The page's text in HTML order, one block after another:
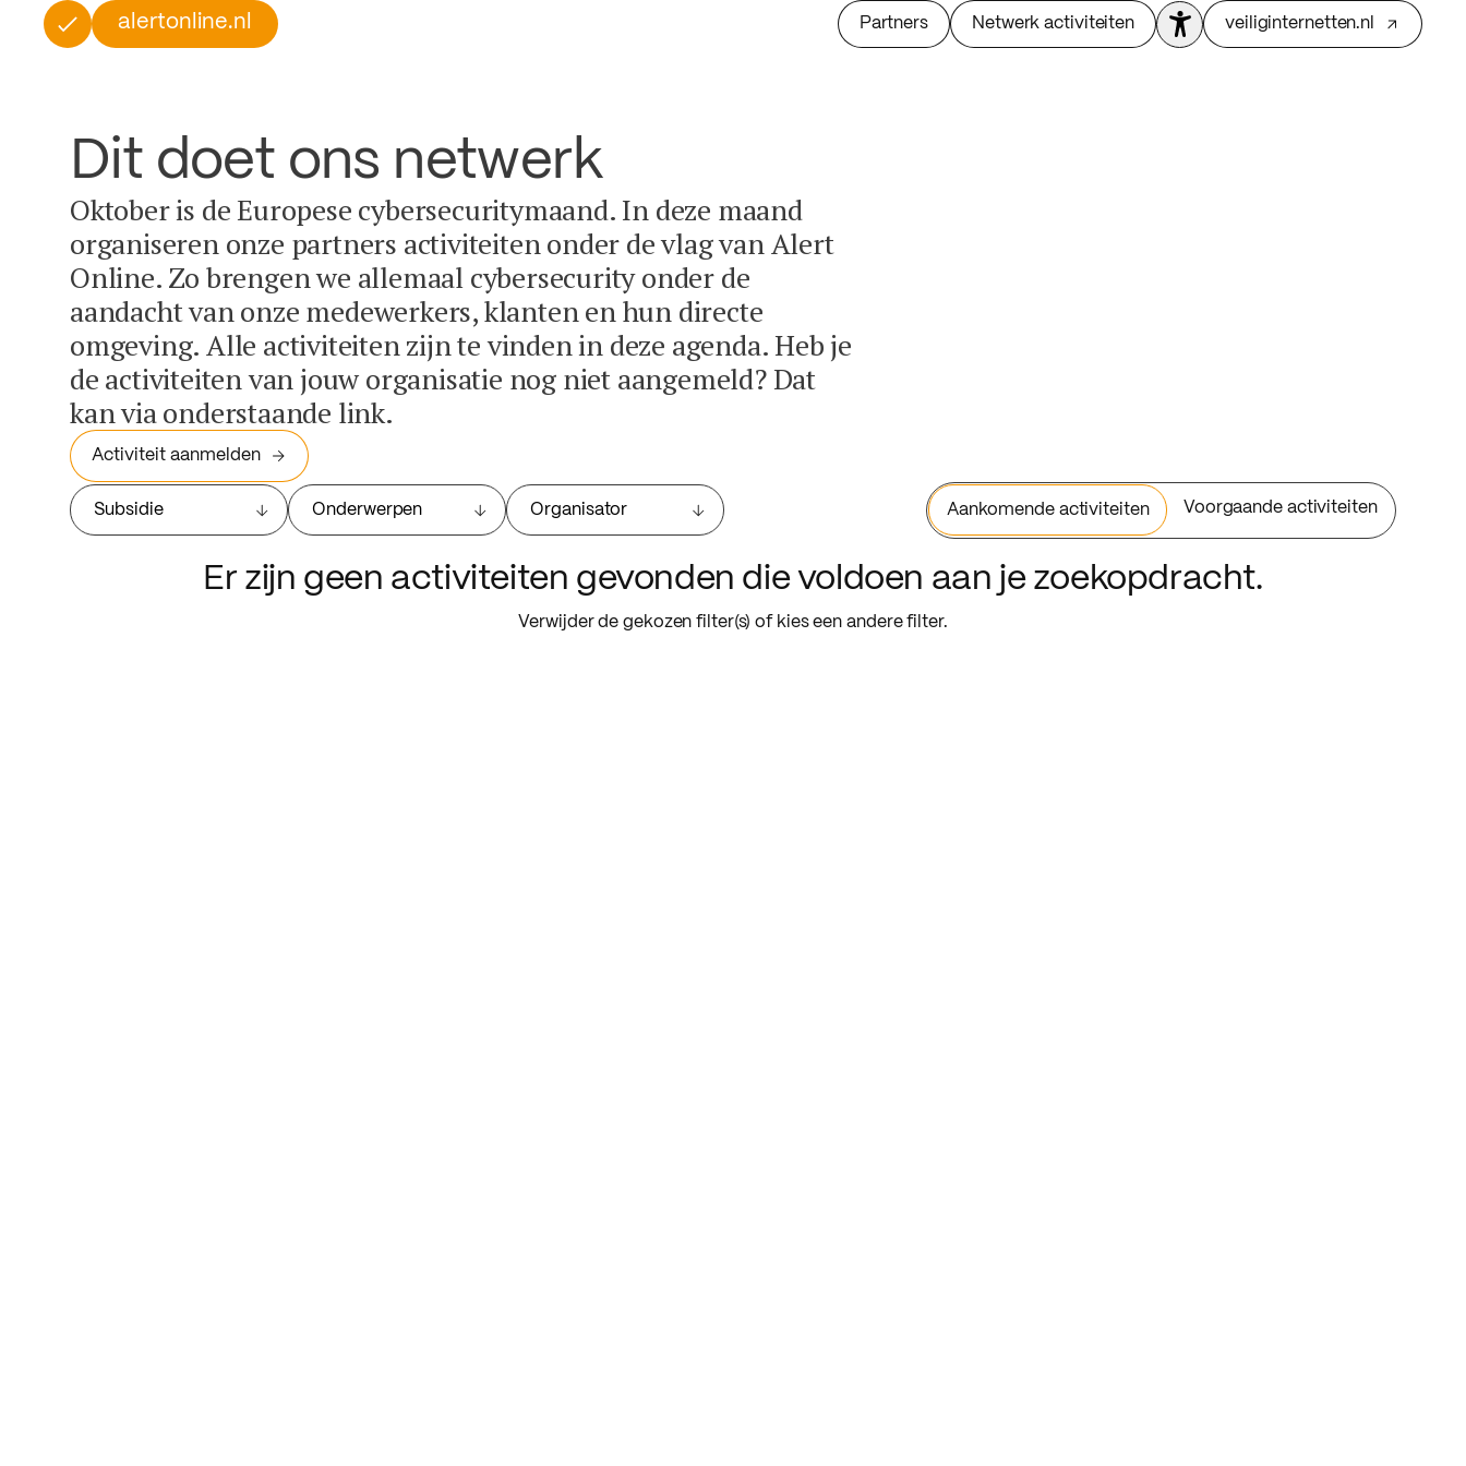
alertonline.nl Partners Netwerk activiteiten veiliginternetten.nl
Dit doet ons netwerk
Oktober is de Europese cybersecuritymaand. In deze maand
organiseren onze partners activiteiten onder de vlag van Alert
Online. Zo brengen we allemaal cybersecurity onder de
aandacht van onze medewerkers, klanten en hun directe
omgeving. Alle activiteiten zijn te vinden in deze agenda. Heb je
de activiteiten van jouw organisatie nog niet aangemeld? Dat
kan via onderstaande link.
Activiteit aanmelden
Subsidie Onderwerpen Organisator Aankomende activiteiten Voorgaande activiteiten
Er zijn geen activiteiten gevonden die voldoen aan je zoekopdracht.
Verwijder de gekozen filter(s) of kies een andere filter.